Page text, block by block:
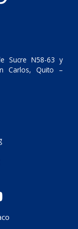
Sucre N58-63 y
Carlos, Quito –